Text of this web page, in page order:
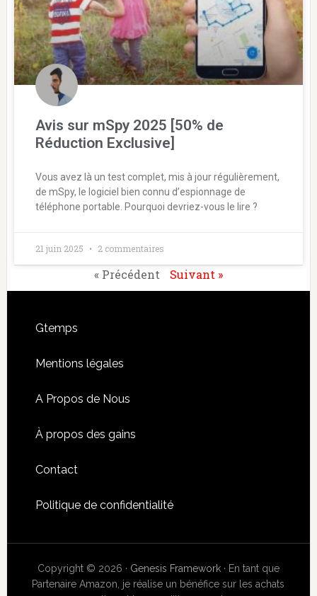
Avis sur mSpy 2025 [50% de
Réduction Exclusive]
Vous avez là un test complet, mis à jour régulièrement,
de mSpy, le logiciel bien connu d’espionnage de
téléphone portable. Pourquoi devriez-vous le lire ?
21 juin 2025 2 commentaires
« Précédent Suivant »
Gtemps
Mentions légales
A Propos de Nous
À propos des gains
Contact
Politique de confidentialité
Copyright © 2026 · Genesis Framework· En tant que
Partenaire Amazon, je réalise un bénéfice sur les achats